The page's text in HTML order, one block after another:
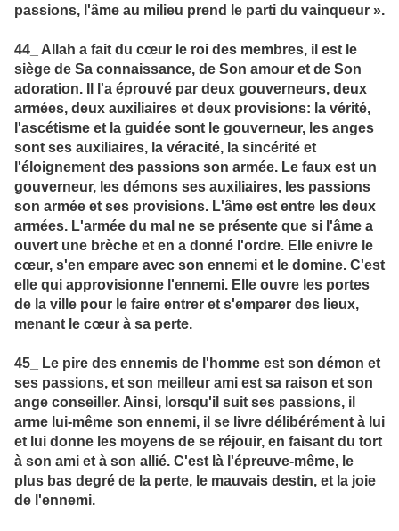
passions, l'âme au milieu prend le parti du vainqueur ».
44_ Allah a fait du cœur le roi des membres, il est le
siège de Sa connaissance, de Son amour et de Son
adoration. Il l'a éprouvé par deux gouverneurs, deux
armées, deux auxiliaires et deux provisions: la vérité,
l'ascétisme et la guidée sont le gouverneur, les anges
sont ses auxiliaires, la véracité, la sincérité et
l'éloignement des passions son armée. Le faux est un
gouverneur, les démons ses auxiliaires, les passions
son armée et ses provisions. L'âme est entre les deux
armées. L'armée du mal ne se présente que si l'âme a
ouvert une brèche et en a donné l'ordre. Elle enivre le
cœur, s'en empare avec son ennemi et le domine. C'est
elle qui approvisionne l'ennemi. Elle ouvre les portes
de la ville pour le faire entrer et s'emparer des lieux,
menant le cœur à sa perte.
45_ Le pire des ennemis de l'homme est son démon et
ses passions, et son meilleur ami est sa raison et son
ange conseiller. Ainsi, lorsqu'il suit ses passions, il
arme lui-même son ennemi, il se livre délibérément à lui
et lui donne les moyens de se réjouir, en faisant du tort
à son ami et à son allié. C'est là l'épreuve-même, le
plus bas degré de la perte, le mauvais destin, et la joie
de l'ennemi.